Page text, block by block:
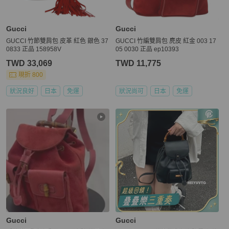
Gucci
GUCCI 竹節雙肩包 皮革 紅色 銀色 37
0833 正品 158958V
TWD 33,069
現折 800
狀況良好 日本 免運
Gucci
GUCCI 竹編雙肩包 麂皮 紅金 003 17
05 0030 正品 ep10393
TWD 11,775
狀況尚可 日本 免運
Gucci Gucci